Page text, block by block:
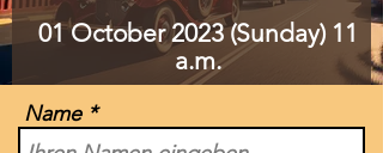
01 October 2023 (Sunday) 11
a.m.
Name